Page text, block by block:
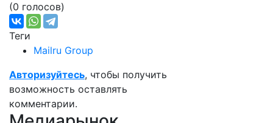
(0 голосов)
Теги
Mailru Group
Авторизуйтесь, чтобы получить
возможность оставлять
комментарии.